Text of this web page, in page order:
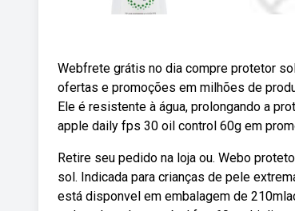
Webfrete grátis no dia compre protetor
ofertas e promoções em milhões de
Ele é resistente à água, prolongando a
apple daily fps 30 oil control 60g em
Retire seu pedido na loja ou. Webo
sol. Indicada para crianças de pele
está disponvel em embalagem de